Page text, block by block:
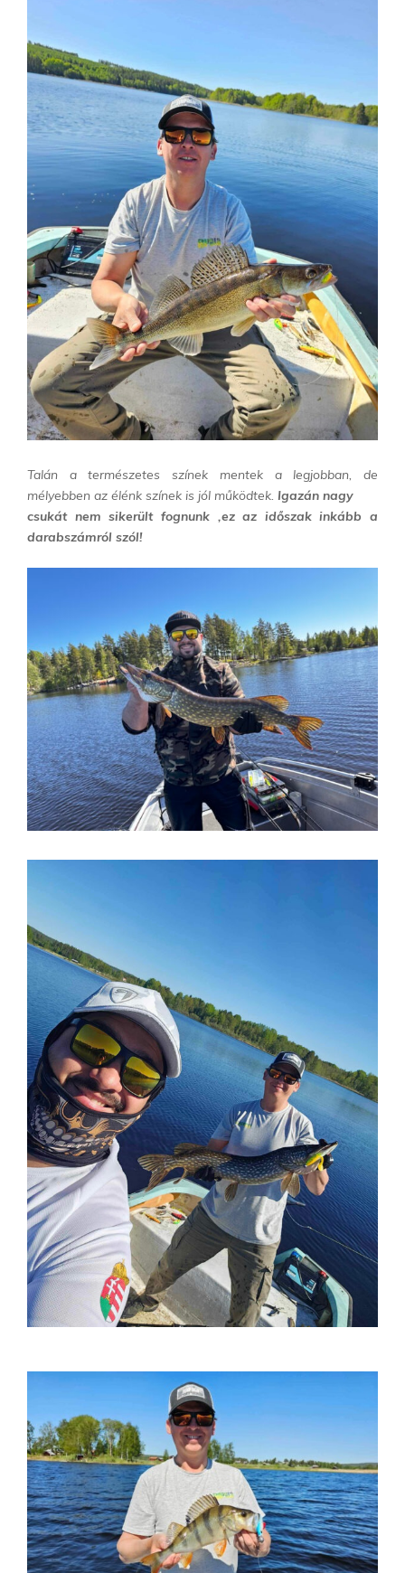
Talán a természetes színek mentek a legjobban, de
mélyebben az élénk színek is jól működtek. Igazán nagy
csukát nem sikerült fognunk ,ez az időszak inkább a
darabszámról szól!